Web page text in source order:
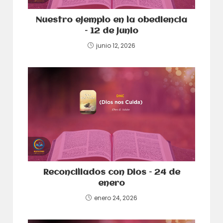
Nuestro ejemplo en la obediencia
– 12 de junio
junio 12, 2026
Reconciliados con Dios – 24 de
enero
enero 24, 2026